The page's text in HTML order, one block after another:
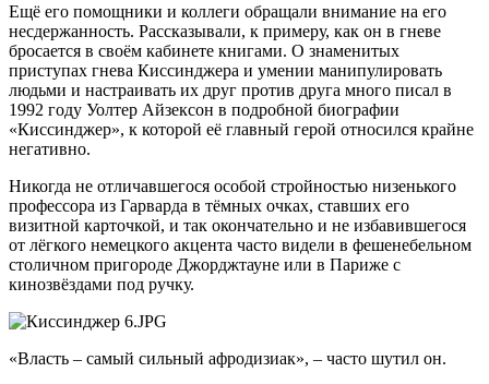
Ещё его помощники и коллеги обращали внимание на его
несдержанность. Рассказывали, к примеру, как он в гневе
бросается в своём кабинете книгами. О знаменитых
приступах гнева Киссинджера и умении манипулировать
людьми и настраивать их друг против друга много писал в
1992 году Уолтер Айзексон в подробной биографии
«Киссинджер», к которой её главный герой относился крайне
негативно.
Никогда не отличавшегося особой стройностью низенького
профессора из Гарварда в тёмных очках, ставших его
визитной карточкой, и так окончательно и не избавившегося
от лёгкого немецкого акцента часто видели в фешенебельном
столичном пригороде Джорджтауне или в Париже с
кинозвёздами под ручку.
«Власть – самый сильный афродизиак», – часто шутил он.